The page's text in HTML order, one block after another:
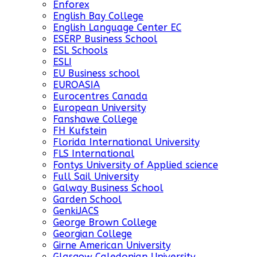
Enforex
English Bay College
English Language Center EC
ESERP Business School
ESL Schools
ESLI
EU Business school
EUROASIA
Eurocentres Canada
European University
Fanshawe College
FH Kufstein
Florida International University
FLS International
Fontys University of Applied science
Full Sail University
Galway Business School
Garden School
GenkiJACS
George Brown College
Georgian College
Girne American University